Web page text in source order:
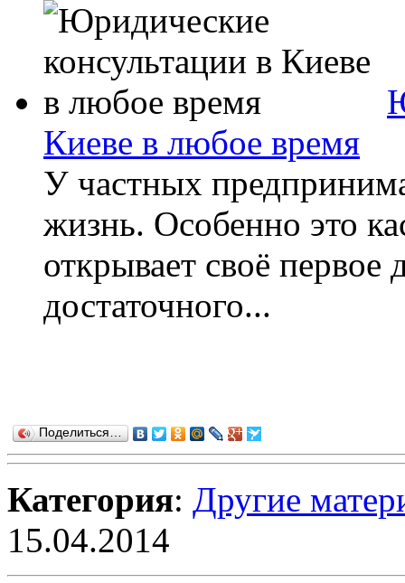
Киеве в любое время
У частных
жизнь. Особенно это
открывает своё первое
достаточного...
Поделиться…
Категория: Другие
15.04.2014